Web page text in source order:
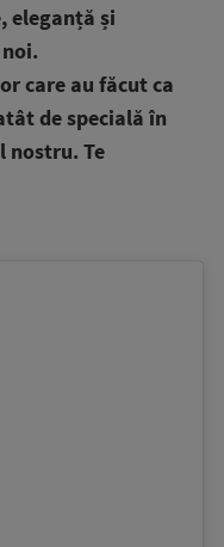
eleganță și
care au făcut ca
de specială în
nostru. Te